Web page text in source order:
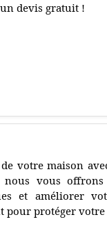
devis gratuit !
votre maison
nous vous
et améliorer
pour protéger